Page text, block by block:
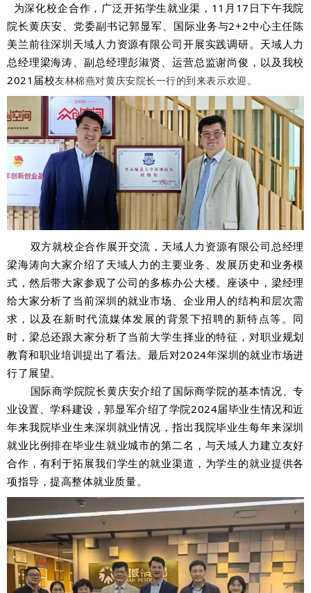
为深化校企合作，广泛开拓学生就业渠，11月17日下午我院
院长黄庆安、党委副书记郭显军、国际业务与2+2中心主任陈
美兰前往深圳天域人力资源有限公司开展实践调研。天域人力
总经理梁海涛、副总经理彭淑贤、运营总监谢尚俊，以及我校
2021届校友林棉燕对黄庆安院长一行的到来表示欢迎。
双方就校企合作展开交流，天域人力资源有限公司总经理
梁海涛向大家介绍了天域人力的主要业务、发展历史和业务模
式，然后带大家参观了公司的多栋办公大楼。座谈中，梁经理
给大家分析了当前深圳的就业市场、企业用人的结构和层次需
求，以及在新时代流媒体发展的背景下招聘的新特点等。同
时，梁总还跟大家分析了当前大学生择业的特征，对职业规划
教育和职业培训提出了看法。最后对2024年深圳的就业市场进
行了展望。
国际商学院院长黄庆安介绍了国际商学院的基本情况、专
业设置、学科建设，郭显军介绍了学院2024届毕业生情况和近
年来我院毕业生来深圳就业情况，指出我院毕业生每年来深圳
就业比例排在毕业生就业城市的第二名，与天域人力建立友好
合作，有利于拓展我们学生的就业渠道，为学生的就业提供各
项指导，提高整体就业质量。